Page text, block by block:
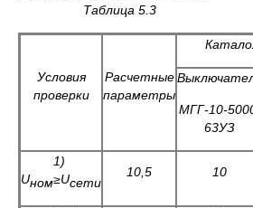
Таблица 5.3
Условия
проверки
Расчетные
параметры
МГГ-10-
63УЗ
1)
Uном≥Uсети
10,5 10